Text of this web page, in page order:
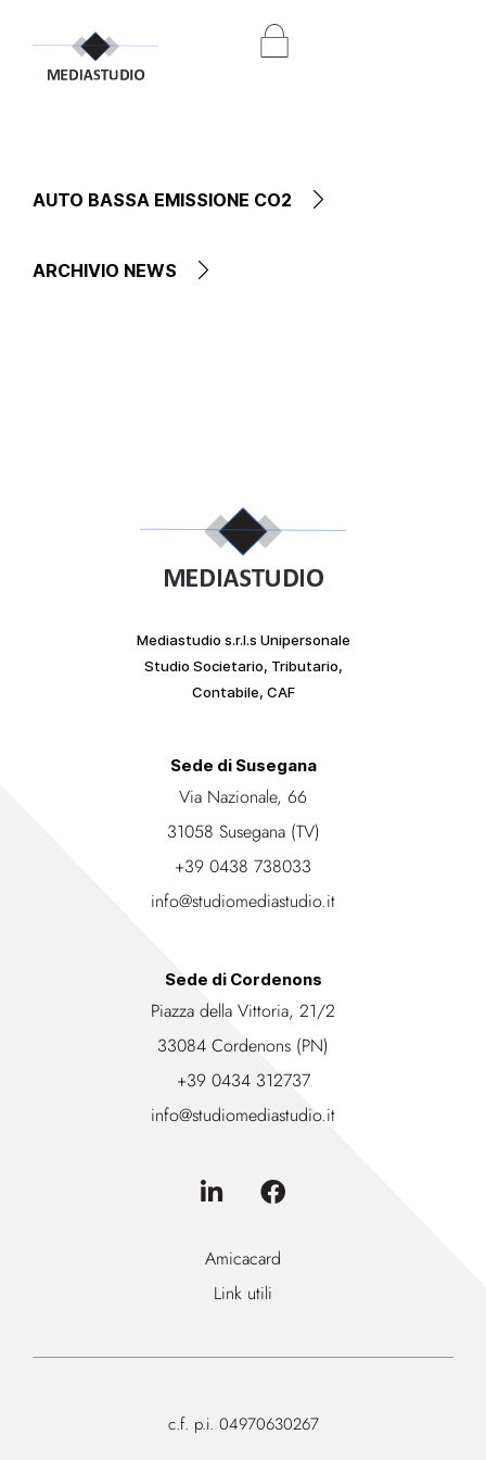
AUTO BASSA EMISSIONE CO2
ARCHIVIO NEWS
Mediastudio s.r.l.s Unipersonale
Studio Societario, Tributario,
Contabile, CAF
Sede di Susegana
Via Nazionale, 66
31058 Susegana (TV)
+39 0438 738033
info@studiomediastudio.it
Sede di Cordenons
Piazza della Vittoria, 21/2
33084 Cordenons (PN)
+39 0434 312737
info@studiomediastudio.it
Amicacard
Link utili
c.f. p.i. 04970630267